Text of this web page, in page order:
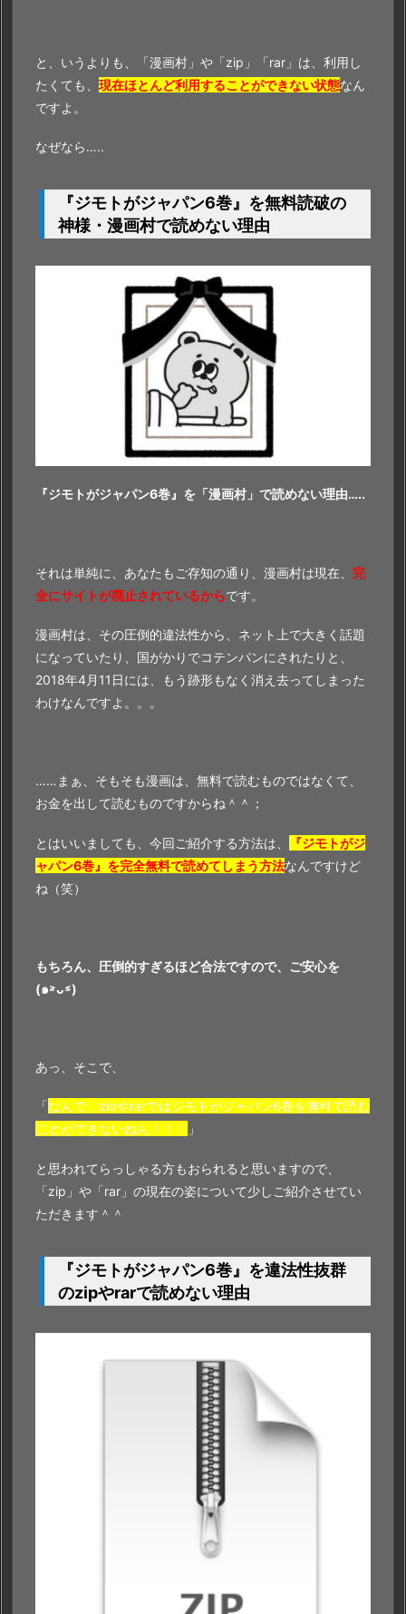
で
読
む
と
卵
を
と、いうよりも、「漫画村」や「zip」「rar」は、利用し
たくても、 現在ほとんど利用することができない状態なん
ですよ。
なぜなら…..
『ジモトがジャパン6巻』を無料読破の
神様・漫画村で読めない理由
『ジモトがジャパン6巻』を「漫画村」で読めない理由…..
それは単純に、あなたもご存知の通り、漫画村は現在、 完
全にサイトが廃止されているからです。
漫画村は、その圧倒的違法性から、ネット上で大きく話題
になっていたり、国がかりでコテンパンにされたりと、
2018年4月11日には、もう跡形もなく消え去ってしまった
わけなんですよ。。。
……まぁ、そもそも漫画は、無料で読むものではなくて、
お金を出して読むものですからね＾＾；
とはいいましても、今回ご紹介する方法は、
『ジモトがジ
ャパン6巻』を完全無料で読めてしまう方法なんですけど
ね（笑）
もちろん、圧倒的すぎるほど合法ですので、ご安心を
(๑˃̵ᴗ˂̵)
あっ、そこで、
「 なんで、zipやrarではジモトがジャパン6巻を無料で読む
ことができないねん！！！
」
と思われてらっしゃる方もおられると思いますので、
「zip」や「rar」の現在の姿について少しご紹介させてい
ただきます＾＾
『ジモトがジャパン6巻』を違法性抜群
のzipやrarで読めない理由